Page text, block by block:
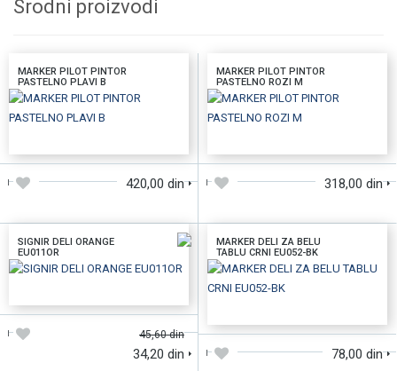
Srodni proizvodi
MARKER PILOT PINTOR
PASTELNO PLAVI B
420,00 din
MARKER PILOT PINTOR
PASTELNO ROZI M
318,00 din
SIGNIR DELI ORANGE
EU011OR
45,60 din
34,20 din
MARKER DELI ZA BELU
TABLU CRNI EU052-BK
78,00 din